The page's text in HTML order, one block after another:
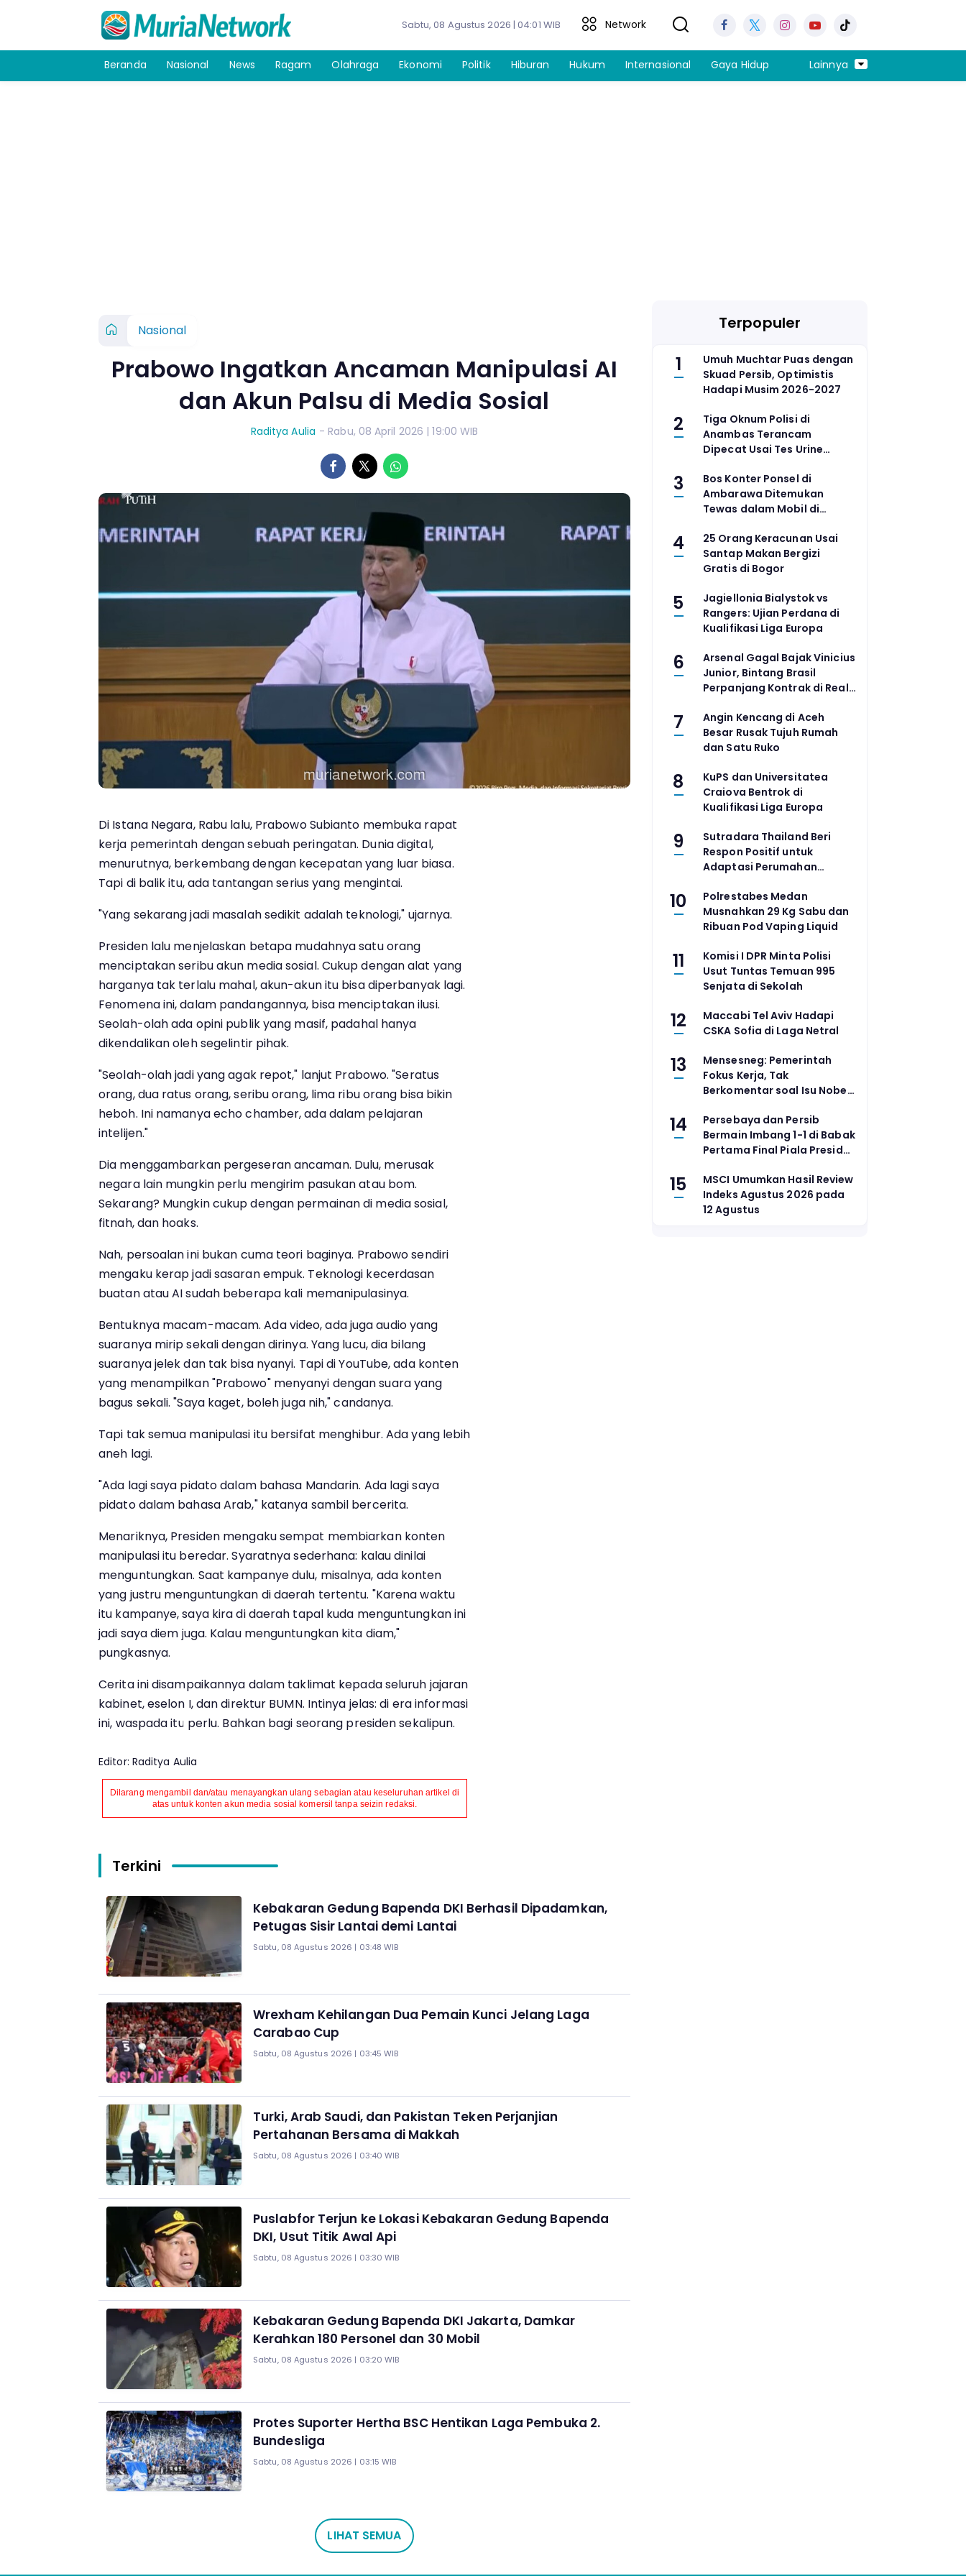
Sabtu, 08 Agustus 2026 | 04:01 WIB Network
Beranda Nasional News Ragam Olahraga Ekonomi Politik Hiburan Hukum Internasional Gaya Hidup Lainnya
Nasional
Prabowo Ingatkan Ancaman Manipulasi AI
dan Akun Palsu di Media Sosial
Raditya Aulia - Rabu, 08 April 2026 | 19:00 WIB
Di Istana Negara, Rabu lalu, Prabowo Subianto membuka rapat
kerja pemerintah dengan sebuah peringatan. Dunia digital,
menurutnya, berkembang dengan kecepatan yang luar biasa.
Tapi di balik itu, ada tantangan serius yang mengintai.
"Yang sekarang jadi masalah sedikit adalah teknologi," ujarnya.
Presiden lalu menjelaskan betapa mudahnya satu orang
menciptakan seribu akun media sosial. Cukup dengan alat yang
harganya tak terlalu mahal, akun-akun itu bisa diperbanyak lagi.
Fenomena ini, dalam pandangannya, bisa menciptakan ilusi.
Seolah-olah ada opini publik yang masif, padahal hanya
dikendalikan oleh segelintir pihak.
"Seolah-olah jadi yang agak repot," lanjut Prabowo. "Seratus
orang, dua ratus orang, seribu orang, lima ribu orang bisa bikin
heboh. Ini namanya echo chamber, ada dalam pelajaran
intelijen."
Dia menggambarkan pergeseran ancaman. Dulu, merusak
negara lain mungkin perlu mengirim pasukan atau bom.
Sekarang? Mungkin cukup dengan permainan di media sosial,
fitnah, dan hoaks.
Nah, persoalan ini bukan cuma teori baginya. Prabowo sendiri
mengaku kerap jadi sasaran empuk. Teknologi kecerdasan
buatan atau AI sudah beberapa kali memanipulasinya.
Bentuknya macam-macam. Ada video, ada juga audio yang
suaranya mirip sekali dengan dirinya. Yang lucu, dia bilang
suaranya jelek dan tak bisa nyanyi. Tapi di YouTube, ada konten
yang menampilkan "Prabowo" menyanyi dengan suara yang
bagus sekali. "Saya kaget, boleh juga nih," candanya.
Tapi tak semua manipulasi itu bersifat menghibur. Ada yang lebih
aneh lagi.
"Ada lagi saya pidato dalam bahasa Mandarin. Ada lagi saya
pidato dalam bahasa Arab," katanya sambil bercerita.
Menariknya, Presiden mengaku sempat membiarkan konten
manipulasi itu beredar. Syaratnya sederhana: kalau dinilai
menguntungkan. Saat kampanye dulu, misalnya, ada konten
yang justru menguntungkan di daerah tertentu. "Karena waktu
itu kampanye, saya kira di daerah tapal kuda menguntungkan ini
jadi saya diem juga. Kalau menguntungkan kita diam,"
pungkasnya.
Cerita ini disampaikannya dalam taklimat kepada seluruh jajaran
kabinet, eselon I, dan direktur BUMN. Intinya jelas: di era informasi
ini, waspada itu perlu. Bahkan bagi seorang presiden sekalipun.
Editor: Raditya Aulia
Dilarang mengambil dan/atau menayangkan ulang sebagian atau keseluruhan artikel di
atas untuk konten akun media sosial komersil tanpa seizin redaksi.
Terkini
Kebakaran Gedung Bapenda DKI Berhasil Dipadamkan,
Petugas Sisir Lantai demi Lantai
Sabtu, 08 Agustus 2026 | 03:48 WIB
Wrexham Kehilangan Dua Pemain Kunci Jelang Laga
Carabao Cup
Sabtu, 08 Agustus 2026 | 03:45 WIB
Turki, Arab Saudi, dan Pakistan Teken Perjanjian
Pertahanan Bersama di Makkah
Sabtu, 08 Agustus 2026 | 03:40 WIB
Puslabfor Terjun ke Lokasi Kebakaran Gedung Bapenda
DKI, Usut Titik Awal Api
Sabtu, 08 Agustus 2026 | 03:30 WIB
Kebakaran Gedung Bapenda DKI Jakarta, Damkar
Kerahkan 180 Personel dan 30 Mobil
Sabtu, 08 Agustus 2026 | 03:20 WIB
Protes Suporter Hertha BSC Hentikan Laga Pembuka 2.
Bundesliga
Sabtu, 08 Agustus 2026 | 03:15 WIB
LIHAT SEMUA
Terpopuler
1
Umuh Muchtar Puas dengan
Skuad Persib, Optimistis
Hadapi Musim 2026-2027
2
Tiga Oknum Polisi di
Anambas Terancam
Dipecat Usai Tes Urine
3
Bos Konter Ponsel di
Ambarawa Ditemukan
Tewas dalam Mobil di
Perampokan
4
25 Orang Keracunan Usai
Santap Makan Bergizi
Gratis di Bogor
5
Jagiellonia Bialystok vs
Rangers: Ujian Perdana di
Kualifikasi Liga Europa
6
Arsenal Gagal Bajak Vinicius
Junior, Bintang Brasil
Perpanjang Kontrak di Real
7
Angin Kencang di Aceh
Besar Rusak Tujuh Rumah
dan Satu Ruko
8
KuPS dan Universitatea
Craiova Bentrok di
Kualifikasi Liga Europa
9
Sutradara Thailand Beri
Respon Positif untuk
Adaptasi Perumahan
10
Polrestabes Medan
Musnahkan 29 Kg Sabu dan
Ribuan Pod Vaping Liquid
11
Komisi I DPR Minta Polisi
Usut Tuntas Temuan 995
Senjata di Sekolah
12
Maccabi Tel Aviv Hadapi
CSKA Sofia di Laga Netral
13
Mensesneg: Pemerintah
Fokus Kerja, Tak
Berkomentar soal Isu Nobel
14
Persebaya dan Persib
Bermain Imbang 1-1 di Babak
Pertama Final Piala Presiden
15
MSCI Umumkan Hasil Review
Indeks Agustus 2026 pada
12 Agustus